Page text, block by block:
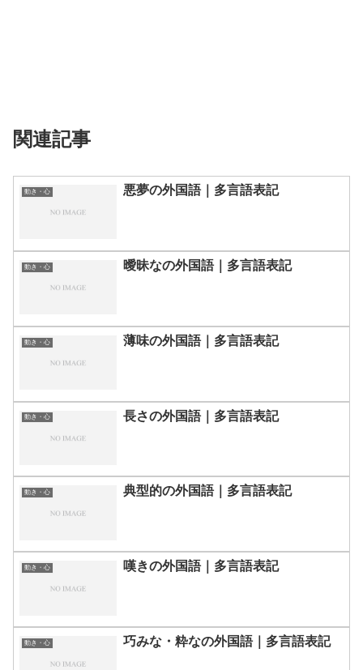
関連記事
動き・心 悪夢の外国語｜多言語表記
動き・心 曖昧なの外国語｜多言語表記
動き・心 薄味の外国語｜多言語表記
動き・心 長さの外国語｜多言語表記
動き・心 典型的の外国語｜多言語表記
動き・心 嘆きの外国語｜多言語表記
動き・心 巧みな・粋なの外国語｜多言語表記